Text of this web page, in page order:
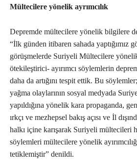
Mültecilere yönelik ayrımcılık
Depremde mültecilere yönelik bilgilere
“İlk günden itibaren sahada yaptığımız
görüşmelerde Suriyeli Mültecilere
ötekileştirici- ayırımcı söylemlerin
daha da artığını tespit ettik. Bu
yağma olaylarının sosyal medyada
yapıldığına yönelik kara propaganda,
ırkçı ve mezhepsel bakış açısı ve İl
halkı içine karışarak Suriyeli mültecileri
söylemleri mültecilere yönelik
tetiklemiştir” denildi.